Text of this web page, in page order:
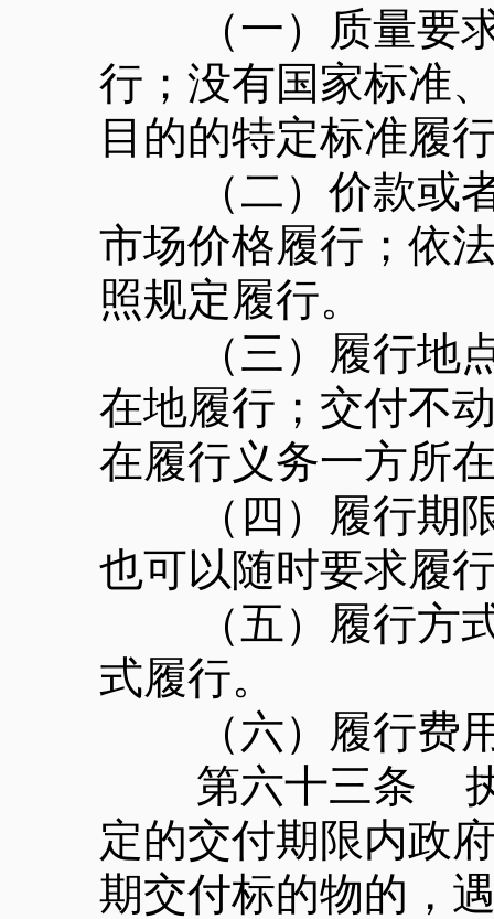
（一）质量要求
行；没有国家标准
目的的特定标准履
（二）价款或者
市场价格履行；依
照规定履行。
（三）履行地点
在地履行；交付不
在履行义务一方所
（四）履行期限
也可以随时要求履
（五）履行方式
式履行。
（六）履行费用
第六十三条 执
定的交付期限内政
期交付标的物的，